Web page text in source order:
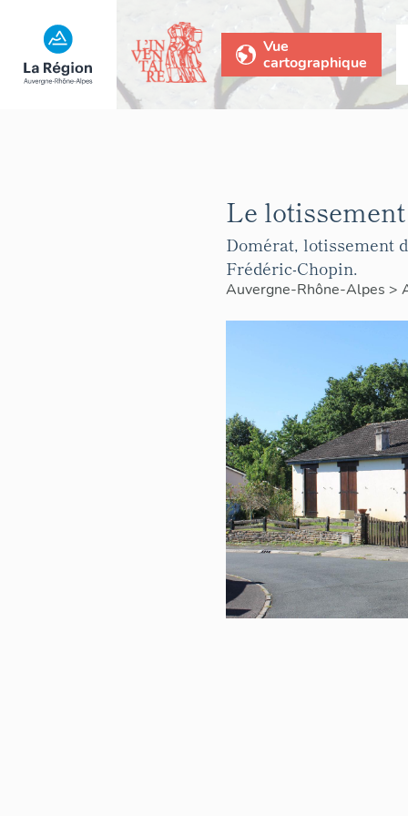
Vue
cartographique
Le
Domérat, lotissement
Frédéric-Chopin.
Auvergne-Rhône-Alpes >